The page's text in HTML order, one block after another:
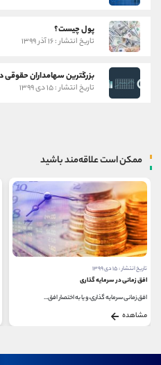
پول چیست؟
تاریخ انتشار : ۱۶ آذر ۱۳۹۹
بزرگترین سهامداران حقوقی
تاریخ انتشار : ۱۵ دی ۱۳۹۹
ممکن است علاقه‌مند باشید
تاریخ انتشار : ۱۵ دی ۱۳۹۹
افق زمانی در سرمایه گذاری
افق زمانی سرمایه‌ گذاری، و یا به اختصار افق...
مشاهده